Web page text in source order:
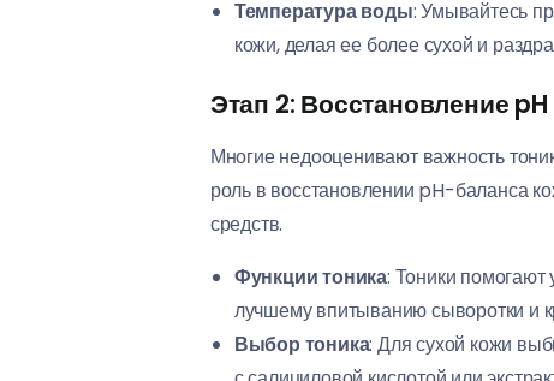
Температура воды: Умывайтесь
кожи, делая ее более сухой и
Этап 2: Восстановление
Многие недооценивают важность
роль в восстановлении pH-баланса
средств.
Функции тоника: Тоники
лучшему впитыванию сыворотки и
Выбор тоника: Для сухой кожи